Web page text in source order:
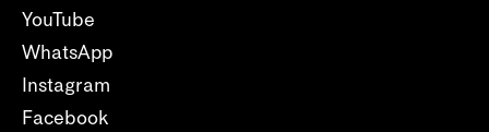
YouTube
WhatsApp
Instagram
Facebook